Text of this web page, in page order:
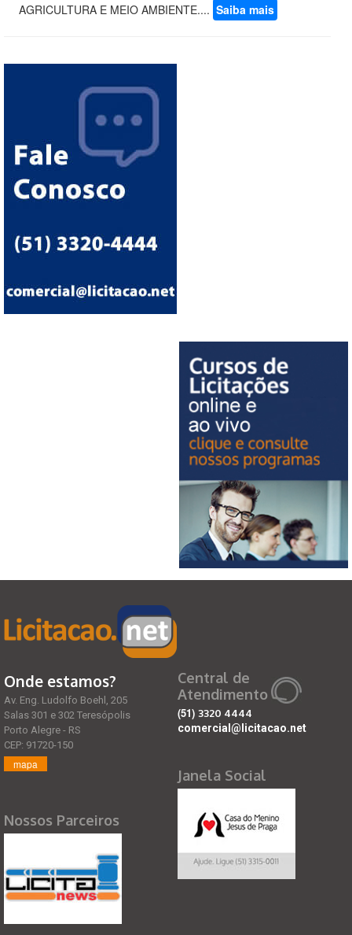
AGRICULTURA E MEIO AMBIENTE.... Saiba mais
Onde estamos?
Av. Eng. Ludolfo Boehl, 205
Salas 301 e 302 Teresópolis
Porto Alegre - RS
CEP: 91720-150
mapa
Nossos Parceiros
Central de
Atendimento
(51) 3320 4444
comercial@licitacao.net
Janela Social